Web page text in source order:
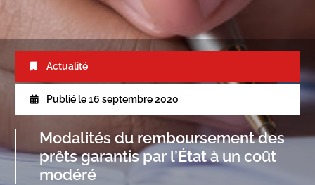
Actualité
Publié le 16 septembre 2020
Modalités du remboursement des
prêts garantis par l’État à un coût
modéré